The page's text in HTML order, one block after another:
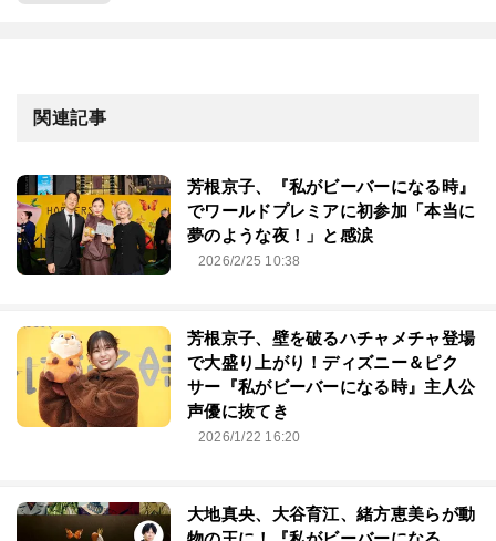
関連記事
芳根京子、『私がビーバーになる時』
でワールドプレミアに初参加「本当に
夢のような夜！」と感涙
2026/2/25 10:38
芳根京子、壁を破るハチャメチャ登場
で大盛り上がり！ディズニー＆ピク
サー『私がビーバーになる時』主人公
声優に抜てき
2026/1/22 16:20
大地真央、大谷育江、緒方恵美らが動